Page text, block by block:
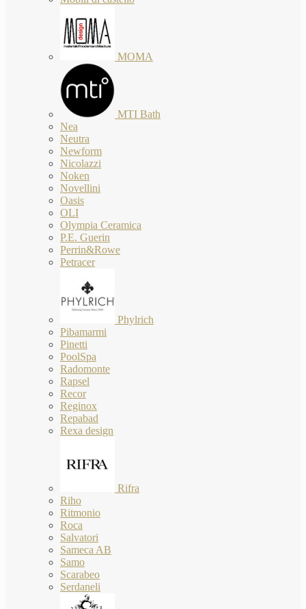
MOMA
MTI Bath
Nea
Neutra
Newform
Nicolazzi
Noken
Novellini
Oasis
OLI
Olympia Ceramica
P.E. Guerin
Perrin&Rowe
Petracer
Phylrich
Pibamarmi
Pinetti
PoolSpa
Radomonte
Rapsel
Recor
Reginox
Repabad
Rexa design
Rifra
Riho
Ritmonio
Roca
Salvatori
Sameca AB
Samo
Scarabeo
Serdaneli